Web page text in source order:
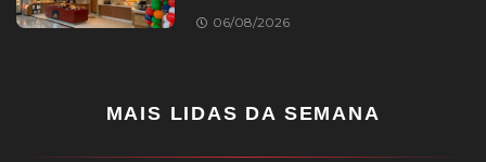
06/08/2026
MAIS LIDAS DA SEMANA